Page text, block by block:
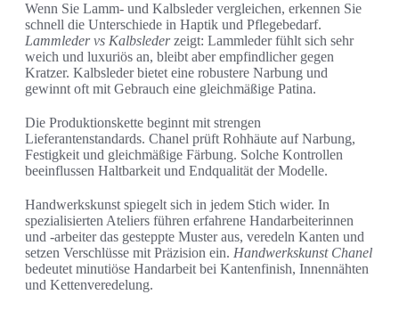
Wenn Sie Lamm- und Kalbsleder vergleichen, erkennen Sie
schnell die Unterschiede in Haptik und Pflegebedarf.
Lammleder vs Kalbslederzeigt: Lammleder fühlt sich sehr
weich und luxuriös an, bleibt aber empfindlicher gegen
Kratzer. Kalbsleder bietet eine robustere Narbung und
gewinnt oft mit Gebrauch eine gleichmäßige Patina.
Die Produktionskette beginnt mit strengen
Lieferantenstandards. Chanel prüft Rohhäute auf Narbung,
Festigkeit und gleichmäßige Färbung. Solche Kontrollen
beeinflussen Haltbarkeit und Endqualität der Modelle.
Handwerkskunst spiegelt sich in jedem Stich wider. In
spezialisierten Ateliers führen erfahrene Handarbeiterinnen
und -arbeiter das gesteppte Muster aus, veredeln Kanten und
setzen Verschlüsse mit Präzision ein. Handwerkskunst Chanel
bedeutet minutiöse Handarbeit bei Kantenfinish, Innennähten
und Kettenveredelung.